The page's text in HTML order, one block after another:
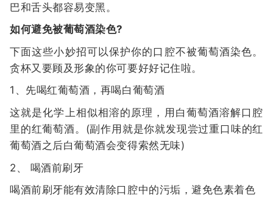
巴和舌头都容易变黑。
如何避免被葡萄酒染色?
下面这些小妙招可以保护你的口腔不被葡萄酒染色。
贪杯又要顾及形象的你可要好好记住啦。
1、先喝红葡萄酒，再喝白葡萄酒
这就是化学上相似相溶的原理，用白葡萄酒溶解口腔
里的红葡萄酒。(副作用就是你就发现尝过重口味的红
葡萄酒之后白葡萄酒会变得索然无味)
2、 喝酒前刷牙
喝酒前刷牙能有效清除口腔中的污垢，避免色素着色